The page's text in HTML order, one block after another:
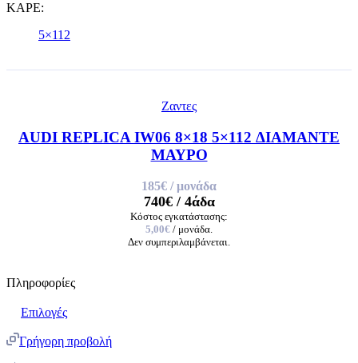
ΚΑΡΕ:
5×112
Ζαντες
AUDI REPLICA IW06 8×18 5×112 ΔΙΑΜΑΝΤΕ
ΜΑΥΡΟ
185€ / μονάδα
740€/ 4άδα
Κόστος εγκατάστασης:
5,00€ / μονάδα.
Δεν συμπεριλαμβάνεται.
Πληροφορίες
Επιλογές
Γρήγορη προβολή